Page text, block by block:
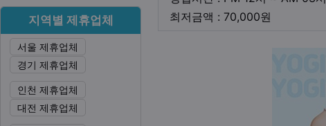
최저금액 : 70,000원
지역별 제휴업체
서울 제휴업체
경기 제휴업체
인천 제휴업체
대전 제휴업체